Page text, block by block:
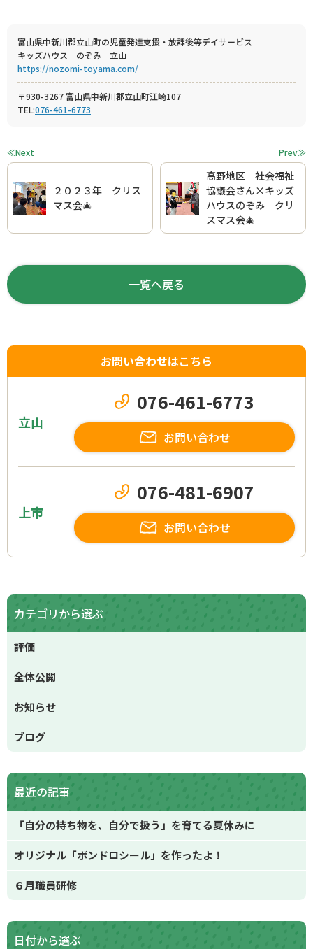
富山県中新川郡立山町の児童発達支援・放課後等デイサービス
キッズハウス のぞみ 立山
https://nozomi-toyama.com/
〒930-3267 富山県中新川郡立山町江崎107
TEL:076-461-6773
≪Next
２０２３年 クリス
マス会🎄
Prev≫
高野地区 社会福祉
協議会さん×キッズ
ハウスのぞみ クリ
スマス会🎄
一覧へ戻る
お問い合わせはこちら
立山
076-461-6773
お問い合わせ
上市
076-481-6907
お問い合わせ
カテゴリから選ぶ
評価
全体公開
お知らせ
ブログ
最近の記事
「自分の持ち物を、自分で扱う」を育てる夏休みに
オリジナル「ボンドロシール」を作ったよ！
６月職員研修
日付から選ぶ